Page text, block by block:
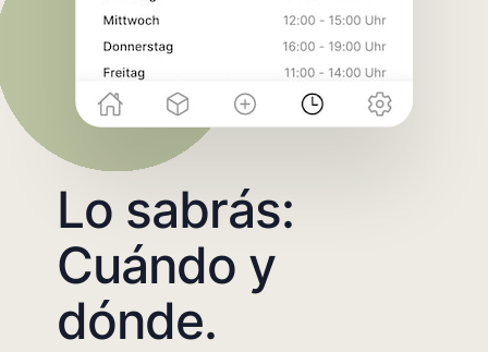
Lo sabrás:
Cuándo y
dónde.